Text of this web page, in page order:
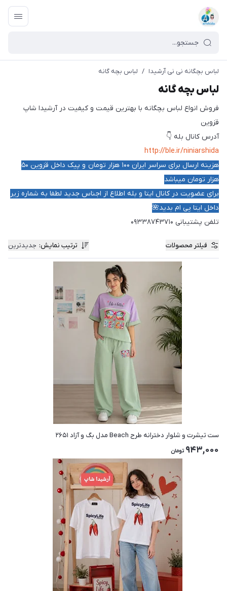
لباس بچگانه نی نی آرشیدا / لباس بچه گانه
لباس بچه گانه
فروش انواع لباس بچگانه با بهترین قیمت و کیفیت در آرشیدا شاپ
قزوین
آدرس کانال بله 👇
http://ble.ir/niniarshida
هزینه ارسال برای سراسر ایران ۱۰۰
هزار تومان و پیک داخل قزوین ۵۰
هزار تومان میباشد
برای عضویت در کانال ایتا و بله اطلاع از اجناس جدید لطفا به شماره زیر
داخل ایتا پی ام بدید🌺
تلفن پشتیبانی ۰۹۳۳۸۷۴۳۷۱۰
فیلتر محصولات ترتیب نمایش: جدیدترین
ست تیشرت و شلوار دخترانه طرح Beach مدل بگ و آزاد ۲۶۵۱
943,000 تومان